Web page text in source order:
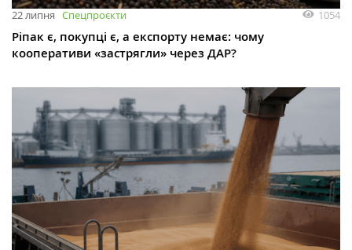
22 липня Спецпроєкти 1054
Ріпак є, покупці є, а експорту немає: чому
кооперативи «застрягли» через ДАР?